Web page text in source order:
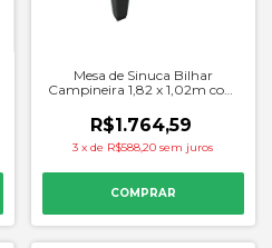
Mesa de Sinuca Bilhar
Campineira 1,82 x 1,02m com
R$1.764,59
3 xde R$588,20 sem juros